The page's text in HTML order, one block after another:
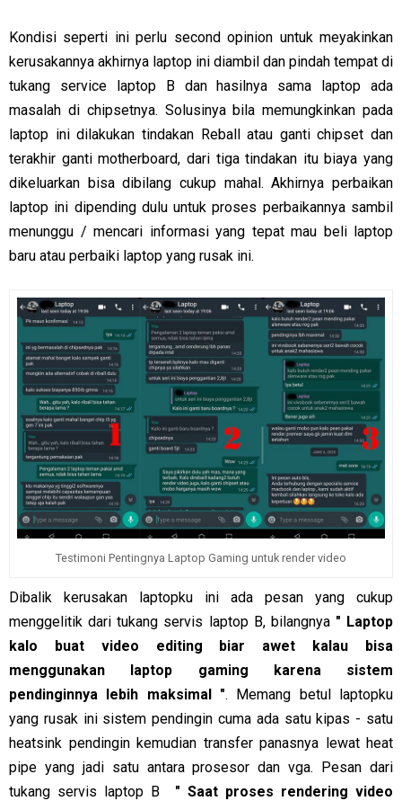
Kondisi seperti ini perlu second opinion untuk meyakinkan
kerusakannya akhirnya laptop ini diambil dan pindah tempat di
tukang service laptop B dan hasilnya sama laptop ada
masalah di chipsetnya. Solusinya bila memungkinkan pada
laptop ini dilakukan tindakan Reball atau ganti chipset dan
terakhir ganti motherboard, dari tiga tindakan itu biaya yang
dikeluarkan bisa dibilang cukup mahal. Akhirnya perbaikan
laptop ini dipending dulu untuk proses perbaikannya sambil
menunggu / mencari informasi yang tepat mau beli laptop
baru atau perbaiki laptop yang rusak ini.
Testimoni Pentingnya Laptop Gaming untuk render video
Dibalik kerusakan laptopku ini ada pesan yang cukup
menggelitik dari tukang servis laptop B, bilangnya " Laptop
kalo buat video editing biar awet kalau bisa
menggunakan laptop gaming karena sistem
pendinginnya lebih maksimal ". Memang betul laptopku
yang rusak ini sistem pendingin cuma ada satu kipas - satu
heatsink pendingin kemudian transfer panasnya lewat heat
pipe yang jadi satu antara prosesor dan vga. Pesan dari
tukang servis laptop B " Saat proses rendering video